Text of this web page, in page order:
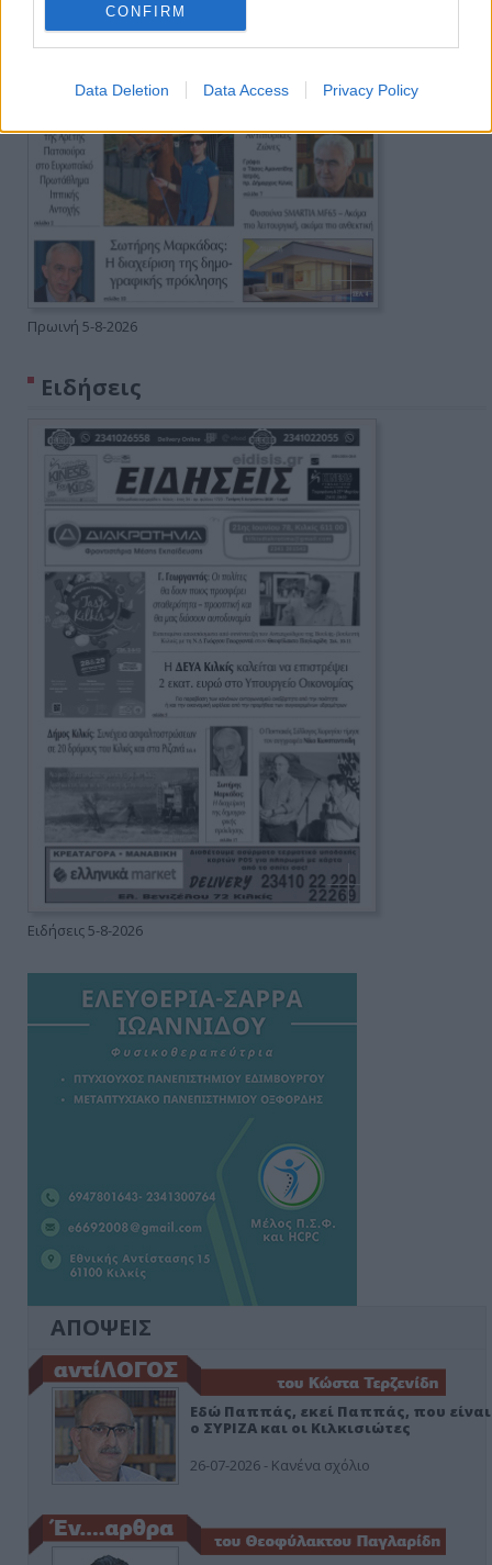
CONFIRM
Data Deletion Data Access Privacy Policy
Πρωινή 5-8-2026
Ειδήσεις
Ειδήσεις 5-8-2026
ΑΠΟΨΕΙΣ
Εδώ Παππάς, εκεί Παππάς, που είναι
ο ΣΥΡΙΖΑ και οι Κιλκισιώτες
26-07-2026 - Κανένα σχόλιο